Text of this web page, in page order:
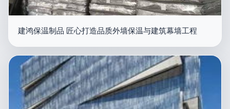
建鸿保温制品 匠心打造品质外墙保温与建筑幕墙工程